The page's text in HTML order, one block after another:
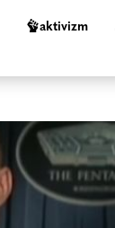
aktivizm